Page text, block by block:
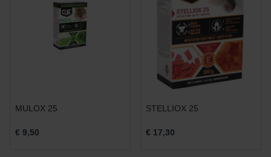
MULOX 25
€ 9,50
STELLIOX 25
€ 17,30